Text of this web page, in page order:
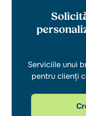
Serviciile unui
pentru clienți